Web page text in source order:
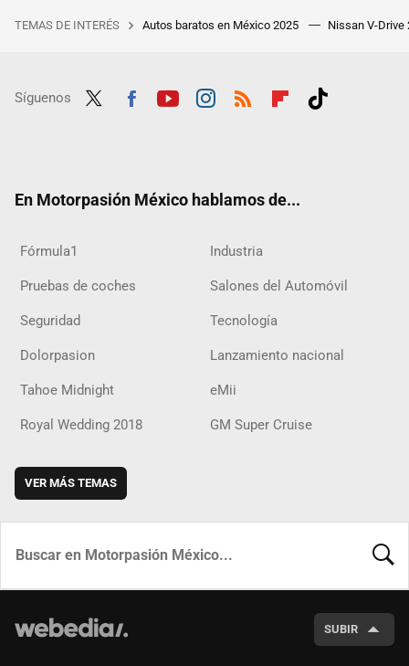
TEMAS DE INTERÉS Autos baratos en México 2025 Nissan V-Drive
Síguenos
En Motorpasión México hablamos de...
Fórmula1 Industria
Pruebas de coches Salones del Automóvil
Seguridad Tecnología
Dolorpasion Lanzamiento nacional
Tahoe Midnight eMii
Royal Wedding 2018 GM Super Cruise
VER MÁS TEMAS
SUBIR